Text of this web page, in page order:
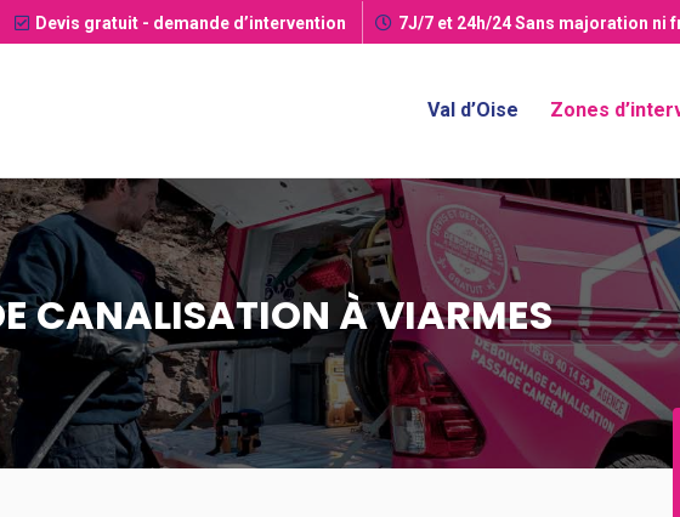
Devis gratuit - demande d’intervention 7J/7 et 24h/24Sans majoration ni
Val d’Oise Zones
CANALISATION À VIARMES